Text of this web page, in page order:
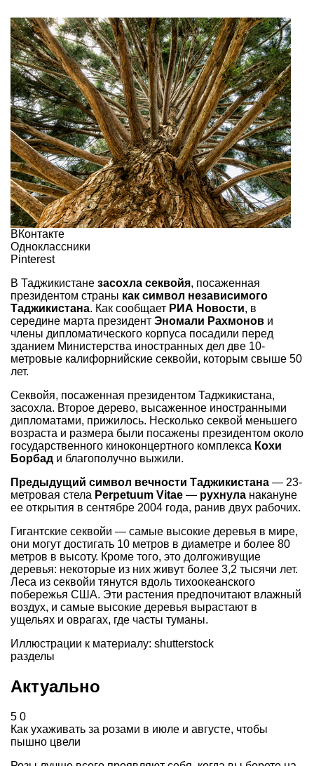
ВКонтакте
Одноклассники
Pinterest
В Таджикистане засохла секвойя, посаженная
президентом страны как символ независимого
Таджикистана. Как сообщает РИА Новости, в
середине марта президент Эномали Рахмонов и
члены дипломатического корпуса посадили перед
зданием Министерства иностранных дел две 10-
метровые калифорнийские секвойи, которым свыше 50
лет.
Секвойя, посаженная президентом Таджикистана,
засохла. Второе дерево, высаженное иностранными
дипломатами, прижилось. Несколько секвой меньшего
возраста и размера были посажены президентом около
государственного киноконцертного комплекса Кохи
Борбад и благополучно выжили.
Предыдущий символ вечности Таджикистана — 23-
метровая стела Perpetuum Vitae — рухнула накануне
ее открытия в сентябре 2004 года, ранив двух рабочих.
Гигантские секвойи — самые высокие деревья в мире,
они могут достигать 10 метров в диаметре и более 80
метров в высоту. Кроме того, это долгоживущие
деревья: некоторые из них живут более 3,2 тысячи лет.
Леса из секвойи тянутся вдоль тихоокеанского
побережья США. Эти растения предпочитают влажный
воздух, и самые высокие деревья вырастают в
ущельях и оврагах, где часты туманы.
Иллюстрации к материалу: shutterstock
разделы
Актуально
5 0
Как ухаживать за розами в июле и августе, чтобы
пышно цвели